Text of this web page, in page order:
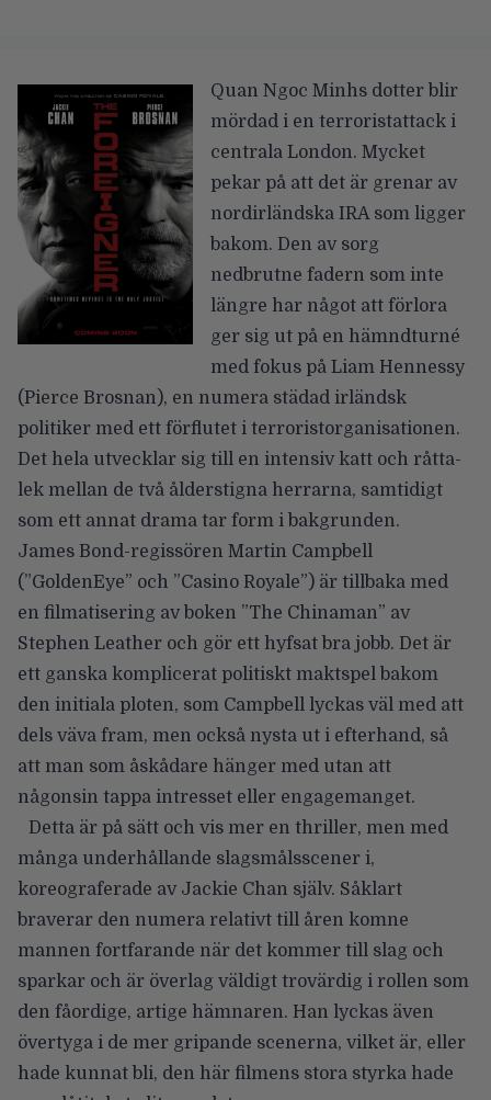
Quan Ngoc Minhs dotter blir
mördad i en terroristattack i
centrala London. Mycket
pekar på att det är grenar av
nordirländska IRA som ligger
bakom. Den av sorg
nedbrutne fadern som inte
längre har något att förlora
ger sig ut på en hämndturné
med fokus på Liam Hennessy
(Pierce Brosnan), en numera städad irländsk
politiker med ett förflutet i terroristorganisationen.
Det hela utvecklar sig till en intensiv katt och råtta-
lek mellan de två ålderstigna herrarna, samtidigt
som ett annat drama tar form i bakgrunden.
James Bond-regissören Martin Campbell
(”GoldenEye” och ”Casino Royale”) är tillbaka med
en filmatisering av boken ”The Chinaman” av
Stephen Leather och gör ett hyfsat bra jobb. Det är
ett ganska komplicerat politiskt maktspel bakom
den initiala ploten, som Campbell lyckas väl med att
dels väva fram, men också nysta ut i efterhand, så
att man som åskådare hänger med utan att
någonsin tappa intresset eller engagemanget.
Detta är på sätt och vis mer en thriller, men med
många underhållande slagsmålsscener i,
koreograferade av Jackie Chan själv. Såklart
braverar den numera relativt till åren komne
mannen fortfarande när det kommer till slag och
sparkar och är överlag väldigt trovärdig i rollen som
den fåordige, artige hämnaren. Han lyckas även
övertyga i de mer gripande scenerna, vilket är, eller
hade kunnat bli, den här filmens stora styrka hade